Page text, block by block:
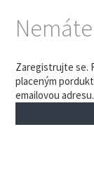
Zaregistrujte se.
placeným
emailovou adresu.